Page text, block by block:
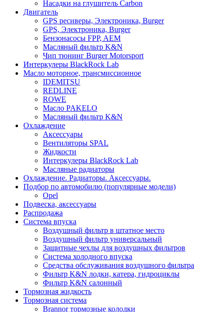
Насадки на глушитель Carbon
Двигатель
GPS ресиверы, Электроника, Burger
GPS, Электроника, Burger
Бензонасосы FPP, AEM
Масляный фильтр K&N
Чип тюнинг Burger Motorsport
Интеркулеры BlackRock Lab
Масло моторное, трансмиссионное
IDEMITSU
REDLINE
ROWE
Масло PAKELO
Масляный фильтр K&N
Охлаждение
Аксессуары
Вентиляторы SPAL
Жидкости
Интеркулеры BlackRock Lab
Масляные радиаторы
Охлаждение. Радиаторы. Аксессуары.
Подбор по автомобилю (популярные модели)
Opel
Подвеска, аксессуары
Распродажа
Система впуска
Воздушный фильтр в штатное место
Воздушный фильтр универсальный
Защитные чехлы для воздушных фильтров
Система холодного впуска
Средства обслуживания воздушного фильтра
Фильтр K&N лодки, катера, гидроциклы
Фильтр K&N салонный
Тормозная жидкость
Тормозная система
Brannor тормозные колодки